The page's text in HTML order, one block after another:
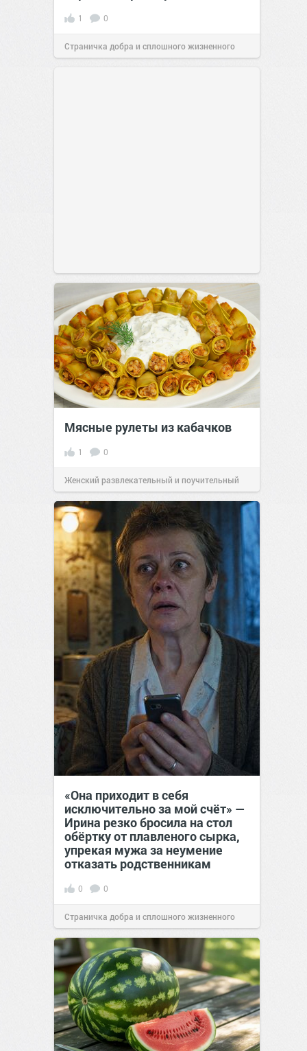
1 0
Страничка добра и сплошного жизненного
Мясные рулеты из кабачков
1 0
Женский развлекательный и поучительный
сайт.23:4106 авг 2026
«Она приходит в себя
исключительно за мой счёт» —
Ирина резко бросила на стол
обёртку от плавленого сырка,
упрекая мужа за неумение
отказать родственникам
0 0
Страничка добра и сплошного жизненного
позитива!00:28Вчера